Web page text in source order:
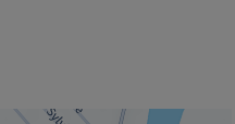
hyperlien s'ouvrira dans